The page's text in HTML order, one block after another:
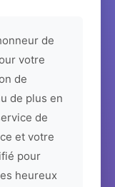
de
votre
de
de plus en
de
et votre
pour
heureux